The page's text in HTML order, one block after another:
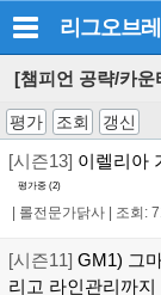
리그오브
[챔피언 공략/카운
평가 조회 갱신
[시즌13] 이렐리아
평가중 (2)
롤전문가닭사 조회:
[시즌11] GM1) 그
리고 라인관리까지